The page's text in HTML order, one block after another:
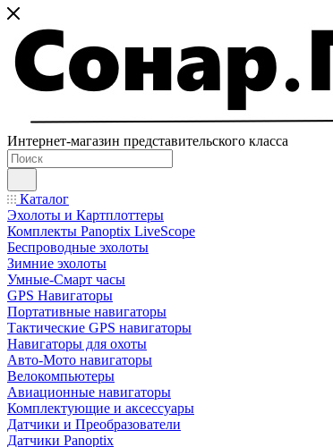
Интернет-магазин представительского класса
Каталог
Эхолоты и Картплоттеры
Комплекты Panoptix LiveScope
Беспроводные эхолоты
Зимние эхолоты
Умные-Смарт часы
GPS Навигаторы
Портативные навигаторы
Тактические GPS навигаторы
Навигаторы для охоты
Авто-Мото навигаторы
Велокомпьютеры
Авиационные навигаторы
Комплектующие и аксессуары
Датчики и Преобразователи
Датчики Panoptix